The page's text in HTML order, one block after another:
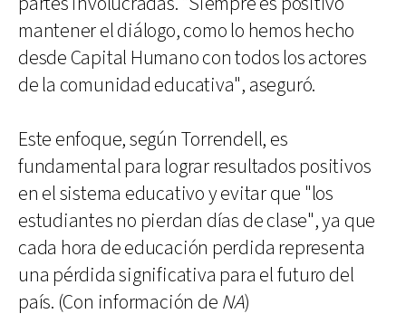
mantener el diálogo, como lo hemos hecho
desde Capital Humano con todos los actores
de la comunidad educativa", aseguró.
Este enfoque, según Torrendell, es
fundamental para lograr resultados positivos
en el sistema educativo y evitar que "los
estudiantes no pierdan días de clase", ya que
cada hora de educación perdida representa
una pérdida significativa para el futuro del
país. (Con información de NA)